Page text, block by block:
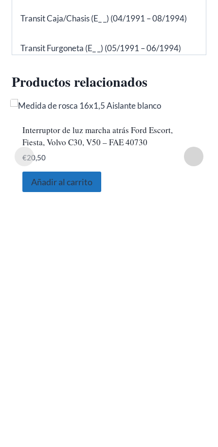
Transit Caja/Chasis (E_ _) (04/1991 – 08/1994)
Transit Furgoneta (E_ _) (05/1991 – 06/1994)
Productos relacionados
Interruptor de luz marcha atrás Ford Escort,
Fiesta, Volvo C30, V50 – FAE 40730
€20,50
Añadir al carrito